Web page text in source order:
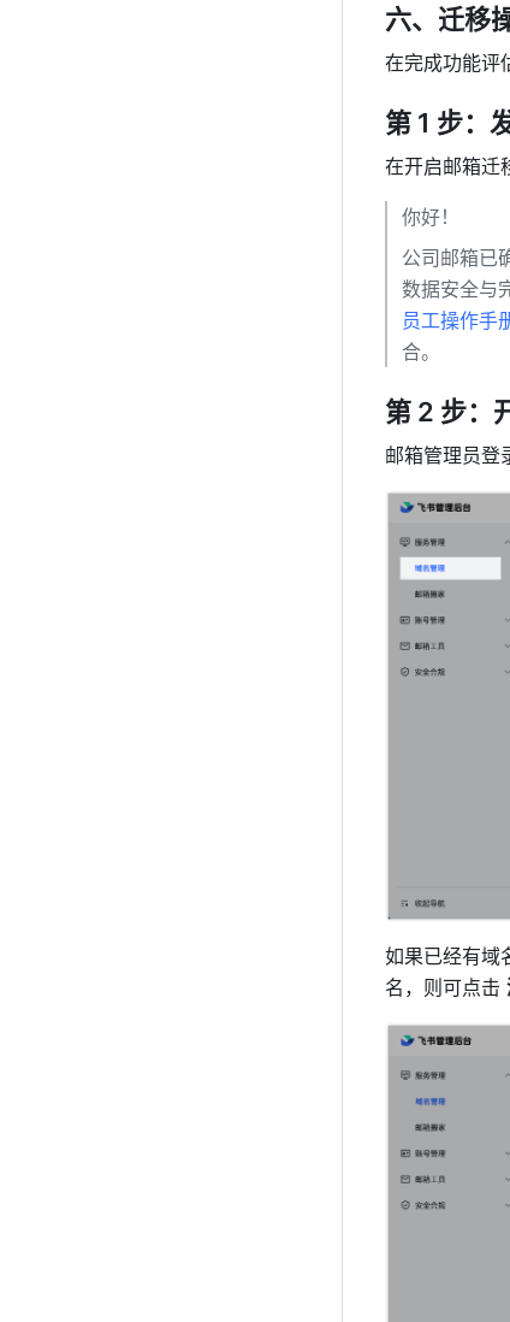
六、迁移
在完成功能评
第 1 步：
在开启邮箱迁
你好！
公司邮箱已
数据安全与
员工操作手
合。
第 2 步：
邮箱管理员登
如果已经有域
名，则可点击